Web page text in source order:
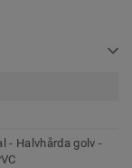
- Halvhårda golv -